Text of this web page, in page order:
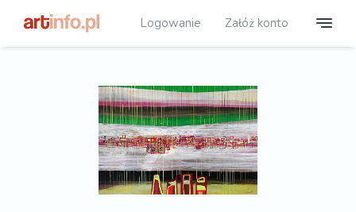
Logowanie Załóż konto